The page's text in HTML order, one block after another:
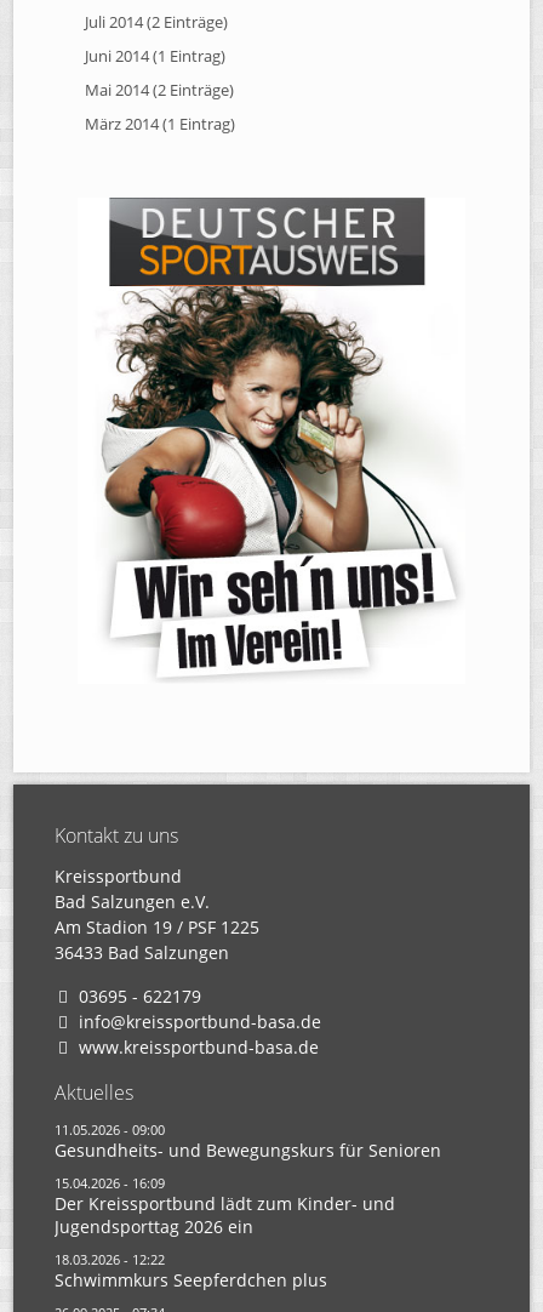
Juli 2014 (2 Einträge)
Juni 2014 (1 Eintrag)
Mai 2014 (2 Einträge)
März 2014 (1 Eintrag)
Kontakt zu uns
Kreissportbund
Bad Salzungen e.V.
Am Stadion 19 / PSF 1225
36433 Bad Salzungen
03695 - 622179
info@kreissportbund-basa.de
www.kreissportbund-basa.de
Aktuelles
11.05.2026 - 09:00
Gesundheits- und Bewegungskurs für Senioren
15.04.2026 - 16:09
Der Kreissportbund lädt zum Kinder- und
Jugendsporttag 2026 ein
18.03.2026 - 12:22
Schwimmkurs Seepferdchen plus